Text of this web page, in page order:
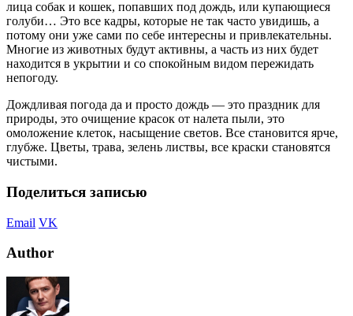
лица собак и кошек, попавших под дождь, или купающиеся
голуби… Это все кадры, которые не так часто увидишь, а
потому они уже сами по себе интересны и привлекательны.
Многие из животных будут активны, а часть из них будет
находится в укрытии и со спокойным видом пережидать
непогоду.
Дождливая погода да и просто дождь — это праздник для
природы, это очищение красок от налета пыли, это
омоложение клеток, насыщение светов. Все становится ярче,
глубже. Цветы, трава, зелень листвы, все краски становятся
чистыми.
Поделиться записью
Email VK
Author